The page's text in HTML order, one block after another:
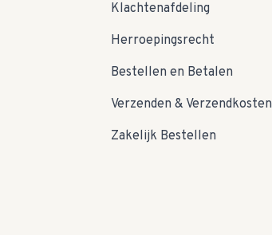
Klachtenafdeling
Herroepingsrecht
Bestellen en Betalen
Verzenden & Verzendkosten
Zakelijk Bestellen